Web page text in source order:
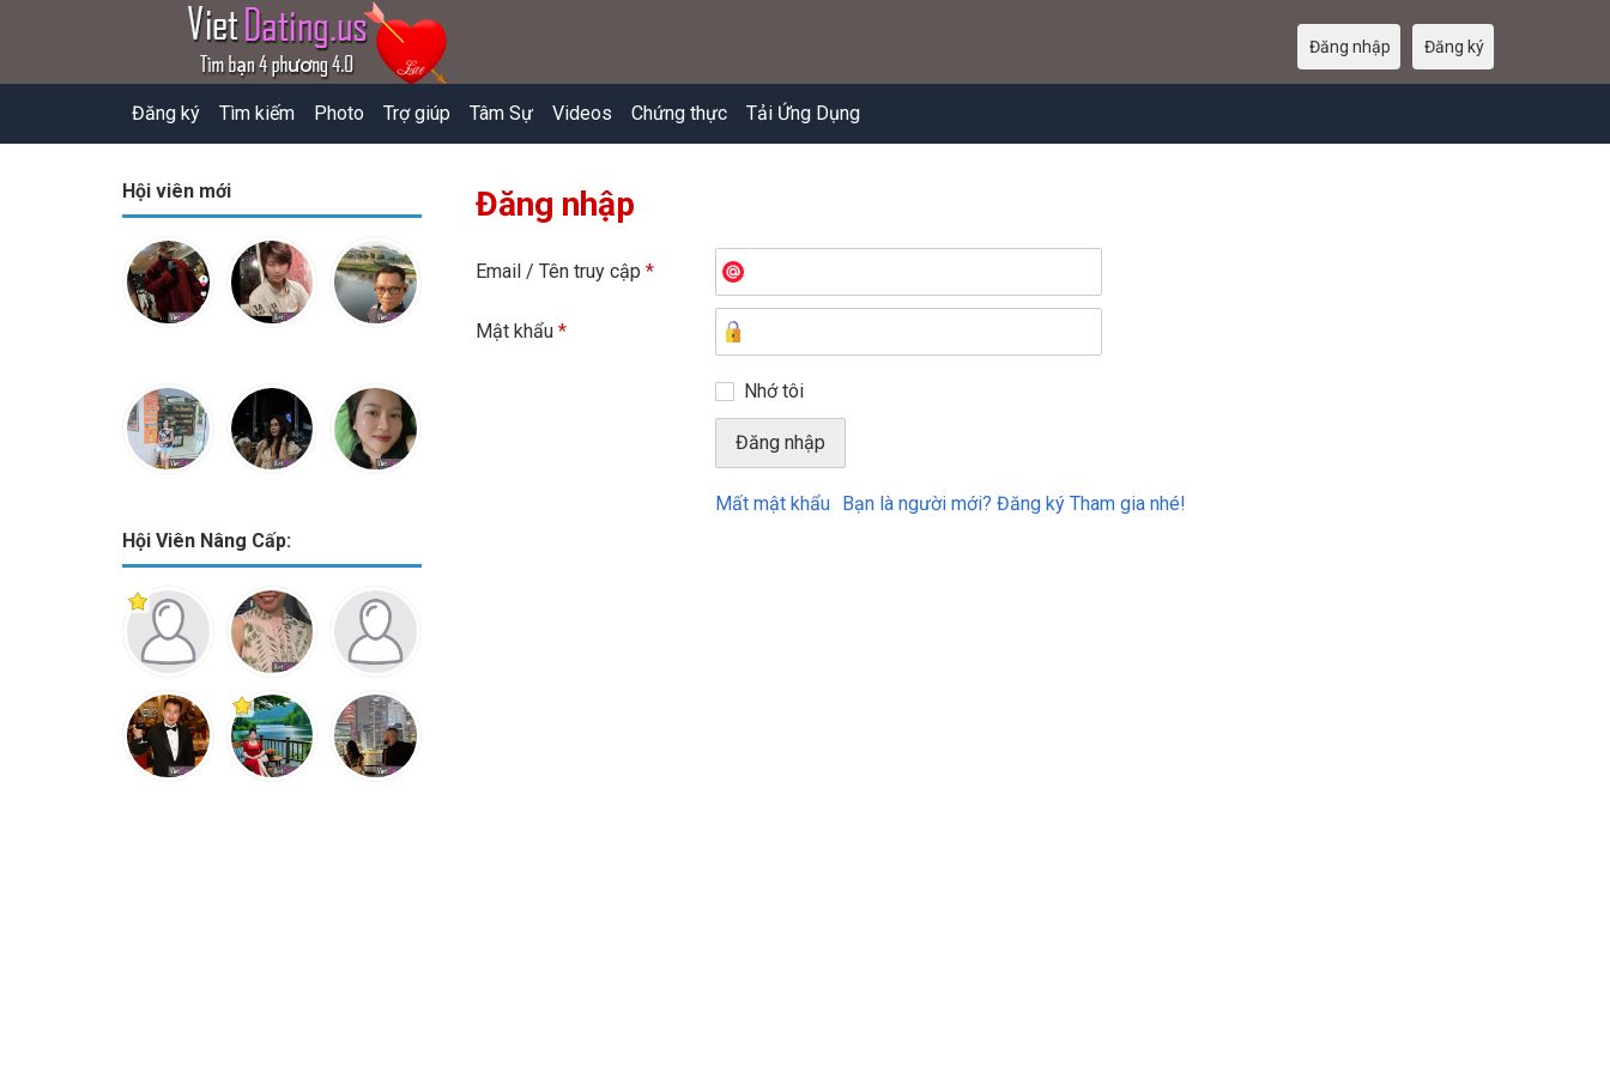
Đăng ký Tìm kiếm Photo Trợ giúp Tâm Sự Videos Chứng thực Tải Ứng Dụng
Đăng nhập Đăng ký
Hội viên mới
Hội Viên Nâng Cấp:
Đăng nhập
Email / Tên truy cập *
Mật khẩu *
Nhớ tôi
Mất mật khẩu Bạn là người mới? Đăng ký Tham gia nhé!